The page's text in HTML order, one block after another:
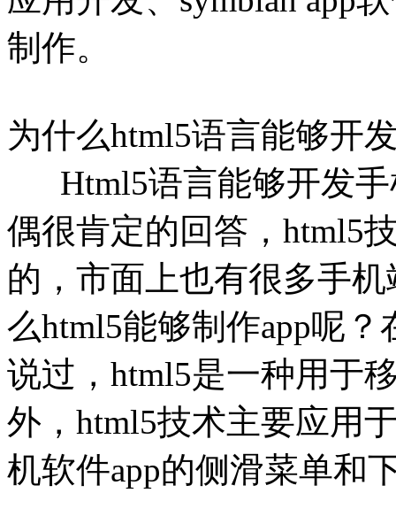
制作。
为什么html5语言能够开
Html5语言能够开发手
偶很肯定的回答，html5
的，市面上也有很多手
么html5能够制作app呢
说过，html5是一种用于
外，html5技术主要应用
机软件app的侧滑菜单和